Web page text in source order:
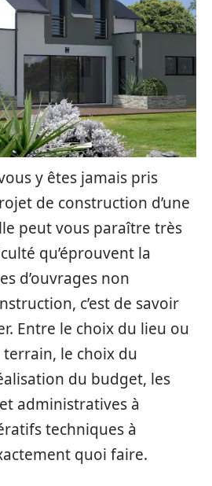
y êtes jamais pris
de construction d’une
peut vous paraître très
qu’éprouvent la
d’ouvrages non
c’est de savoir
Entre le choix du lieu ou
le choix du
du budget, les
administratives à
techniques à
quoi faire.